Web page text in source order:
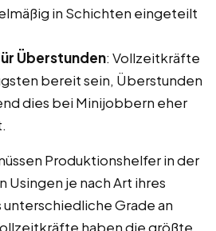
in Schichten eingeteilt
Überstunden: Vollzeitkräfte
bereit sein, Überstunden
dies bei Minijobbern eher
Produktionshelfer in der
Usingen je nach Art ihres
Grade an
haben die größte